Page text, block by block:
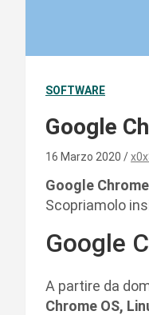
SOFTWARE
Google
16 Marzo 2020
Google Chrome
Scopriamolo
Google
A partire da
Chrome OS,